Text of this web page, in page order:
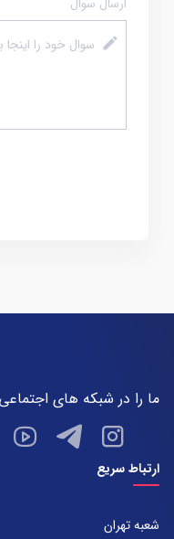
ارتباط سریع
شعبه تهران
ما را در شبکه های